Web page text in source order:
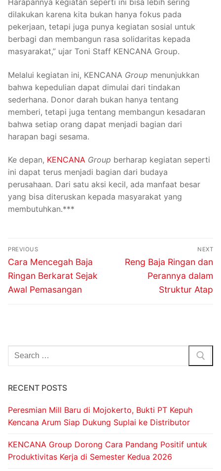
Harapannya kegiatan seperti ini bisa lebih sering
dilakukan karena kita bukan hanya fokus pada
pekerjaan, tetapi juga punya kegiatan sosial untuk
berbagi dan membangun rasa solidaritas kepada
masyarakat,” ujar Toni Staff KENCANA Group.
Melalui kegiatan ini, KENCANA Group menunjukkan
bahwa kepedulian dapat dimulai dari tindakan
sederhana. Donor darah bukan hanya tentang
memberi, tetapi juga tentang membangun kesadaran
bahwa setiap orang dapat menjadi bagian dari
harapan bagi sesama.
Ke depan, KENCANA Group berharap kegiatan seperti
ini dapat terus menjadi bagian dari budaya
perusahaan. Dari satu aksi kecil, ada manfaat besar
yang bisa diteruskan kepada masyarakat yang
membutuhkan.***
PREVIOUS
Cara Mencegah Baja
Ringan Berkarat Sejak
Awal Pemasangan
NEXT
Reng Baja Ringan dan
Perannya dalam
Struktur Atap
RECENT POSTS
Peresmian Mill Baru di Mojokerto, Bukti PT Kepuh
Kencana Arum Siap Dukung Suplai ke Distributor
KENCANA Group Dorong Cara Pandang Positif untuk
Produktivitas Kerja di Semester Kedua 2026